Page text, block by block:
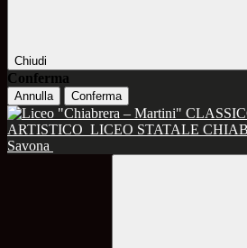
Chiudi
Conferma
Annulla Conferma
ARTISTICO LICEO STATALE
Savona